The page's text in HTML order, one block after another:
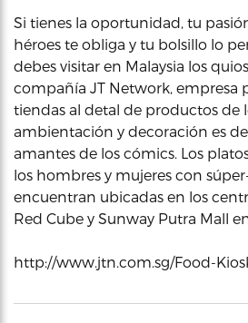
Si tienes la oportunidad, tu
héroes te obliga y tu bolsillo lo
debes visitar en Malaysia los
compañía JT Network, empresa
tiendas al detal de productos de
ambientación y decoración es
amantes de los cómics. Los
los hombres y mujeres con
encuentran ubicadas en los
Red Cube y Sunway Putra Mall
http://www.jtn.com.sg/Food-